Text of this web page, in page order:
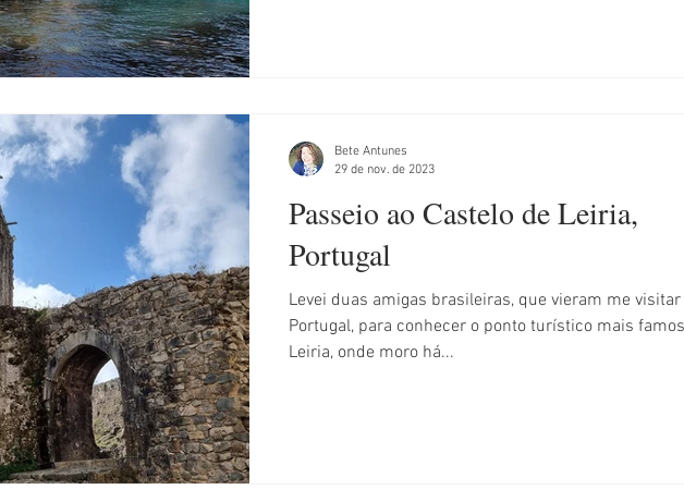
Passeio ao Castelo de Leiria,
Portugal
Levei duas amigas brasileiras, que vieram me visitar
Portugal, para conhecer o ponto turístico mais
Leiria, onde moro há...
Bete Antunes
29 de nov. de 2023